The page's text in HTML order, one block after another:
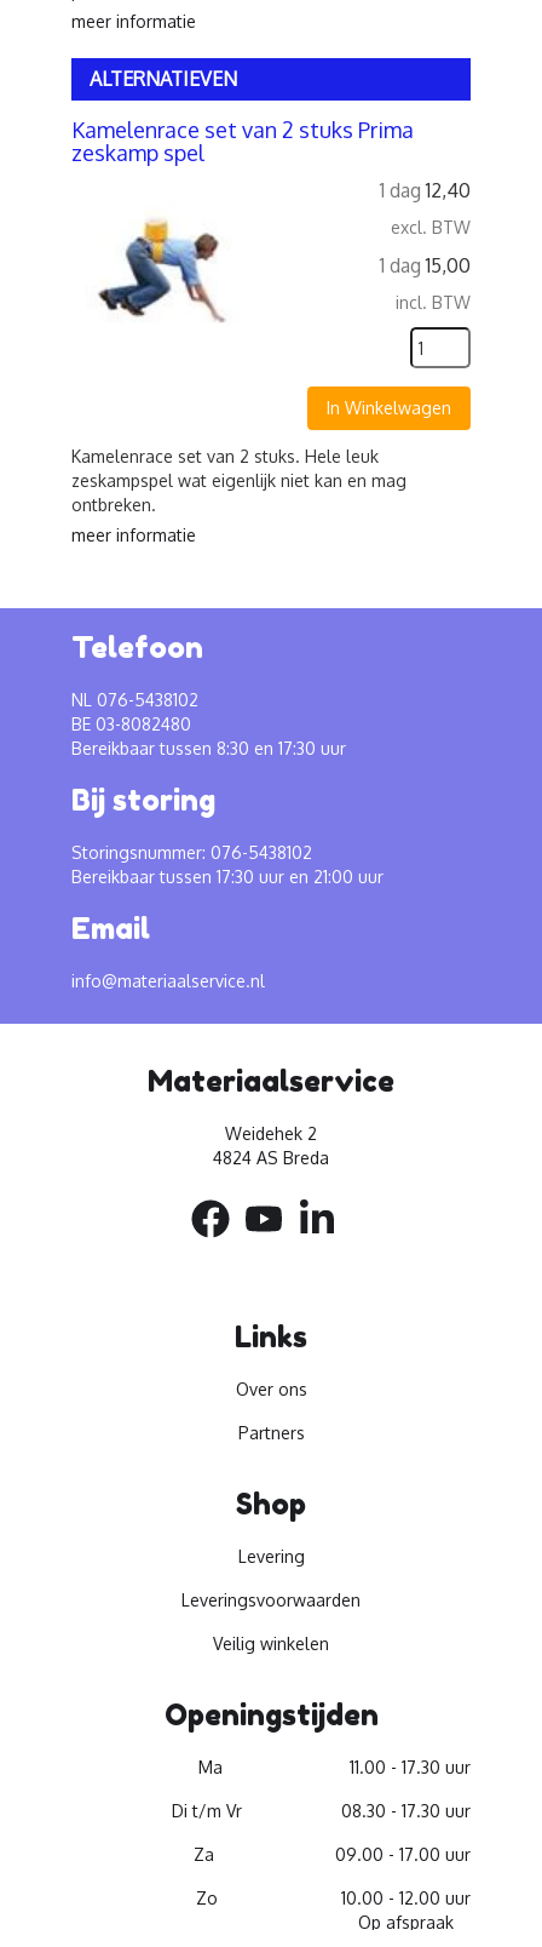
meer informatie
ALTERNATIEVEN
Kamelenrace set van 2 stuks Prima
zeskamp spel
1 dag 12,40
excl. BTW
1 dag 15,00
incl. BTW
In Winkelwagen
Kamelenrace set van 2 stuks. Hele leuk
zeskampspel wat eigenlijk niet kan en mag
ontbreken.
meer informatie
Telefoon
NL 076-5438102
BE 03-8082480
Bereikbaar tussen 8:30 en 17:30 uur
Bij storing
Storingsnummer: 076-5438102
Bereikbaar tussen 17:30 uur en 21:00 uur
Email
info@materiaalservice.nl
Materiaalservice
Weidehek 2
4824 AS Breda
Links
Over ons
Partners
Shop
Levering
Leveringsvoorwaarden
Veilig winkelen
Openingstijden
Ma 11.00 - 17.30 uur
Di t/m Vr 08.30 - 17.30 uur
Za 09.00 - 17.00 uur
Zo
10.00 - 12.00 uur
Op afspraak